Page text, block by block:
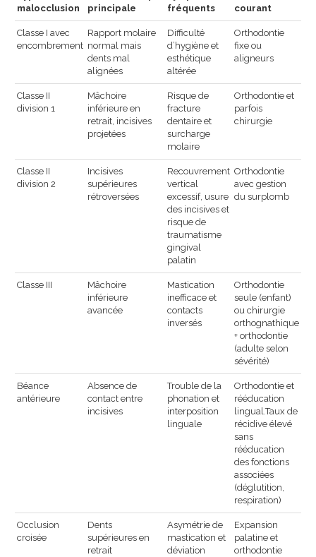
malocclusion
principale
fréquents
courant
Classe I avec
encombrement
Rapport molaire
normal mais
dents mal
alignées
Difficulté
d’hygiène et
esthétique
altérée
Orthodontie
fixe ou
aligneurs
Classe II
division 1
Mâchoire
inférieure en
retrait, incisives
projetées
Risque de
fracture
dentaire et
surcharge
molaire
Orthodontie et
parfois
chirurgie
Classe II
division 2
Incisives
supérieures
rétroversées
Recouvrement
vertical
excessif, usure
des incisives et
risque de
traumatisme
gingival
palatin
Orthodontie
avec gestion
du surplomb
Classe III
Mâchoire
inférieure
avancée
Mastication
inefficace et
contacts
inversés
Orthodontie
seule (enfant)
ou chirurgie
orthognathique
+ orthodontie
(adulte selon
sévérité)
Béance
antérieure
Absence de
contact entre
incisives
Trouble de la
phonation et
interposition
linguale
Orthodontie et
rééducation
lingual.Taux de
récidive élevé
sans
rééducation
des fonctions
associées
(déglutition,
respiration)
Occlusion
croisée
Dents
supérieures en
retrait
Asymétrie de
mastication et
déviation
Expansion
palatine et
orthodontie